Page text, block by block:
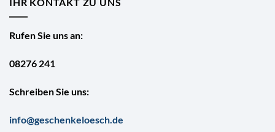
Rufen Sie uns an:
08276 241
Schreiben Sie uns:
info@geschenkeloesch.de